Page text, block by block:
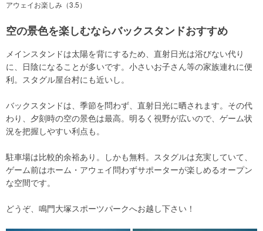
アウェイお楽しみ（3.5）
空の景色を楽しむならバックスタンドおすすめ
メインスタンドは太陽を背にするため、直射日光は浴びない代り
に、日陰になることが多いです。小さいお子さん等の家族連れに便
利。スタグル屋台村にも近いし。
バックスタンドは、季節を問わず、直射日光に晒されます。その代
わり、夕刻時の空の景色は最高。明るく視野が広いので、ゲーム状
況を把握しやすい利点も。
駐車場は比較的余裕あり。しかも無料。スタグルは充実していて、
ゲーム前はホーム・アウェイ問わずサポーターが楽しめるオープン
な空間です。
どうぞ、鳴門大塚スポーツパークへお越し下さい！